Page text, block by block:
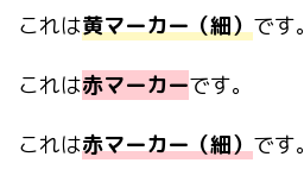
これは黄マーカー（細）です。
これは赤マーカーです。
これは赤マーカー（細）です。